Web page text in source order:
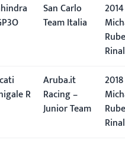
San Carlo
Team Italia
R
Aruba.it
Racing –
Junior Team